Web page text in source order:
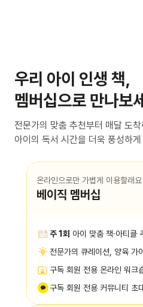
우리 아이 인생 책,
멤버십으로 만나보
전문가의 맞춤 추천부터 매달 도착
아이의 독서 시간을 더욱 풍성하
온라인으로만 가볍게 이용할래요
베이직 멤버십
주 1회 아이 맞춤 책·아티클
전문가의 큐레이션, 양육 가
구독 회원 전용 온라인 워크
구독 회원 전용 커뮤니티 초